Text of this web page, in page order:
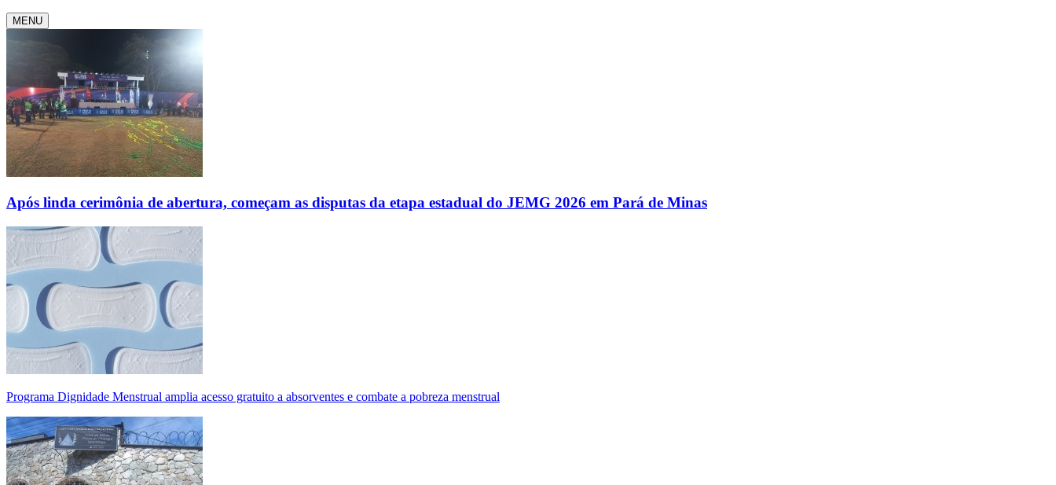
MENU
Após linda cerimônia de abertura, começam as disputas da etapa estadual do JEMG 2026 em Pará de Minas
Programa Dignidade Menstrual amplia acesso gratuito a absorventes e combate a pobreza menstrual